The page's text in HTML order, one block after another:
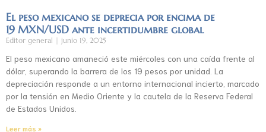
El peso mexicano se deprecia por encima de
19 MXN/USD ante incertidumbre global
Editor general junio 19, 2025
El peso mexicano amaneció este miércoles con una caída frente al
dólar, superando la barrera de los 19 pesos por unidad. La
depreciación responde a un entorno internacional incierto, marcado
por la tensión en Medio Oriente y la cautela de la Reserva Federal
de Estados Unidos.
Leer más »